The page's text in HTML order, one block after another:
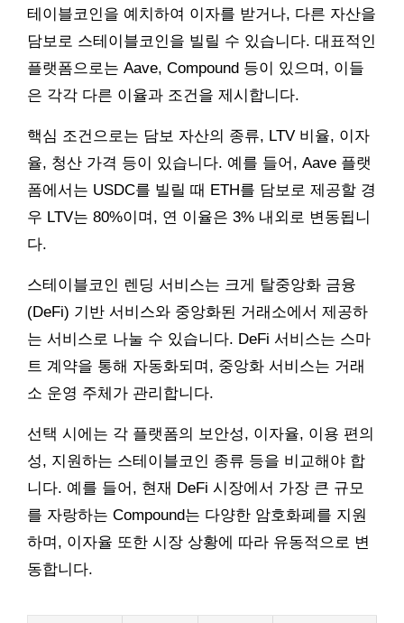
테이블코인을 예치하여 이자를 받거나, 다른 자산을
담보로 스테이블코인을 빌릴 수 있습니다. 대표적인
플랫폼으로는 Aave, Compound 등이 있으며, 이들
은 각각 다른 이율과 조건을 제시합니다.
핵심 조건으로는 담보 자산의 종류, LTV 비율, 이자
율, 청산 가격 등이 있습니다. 예를 들어, Aave 플랫
폼에서는 USDC를 빌릴 때 ETH를 담보로 제공할 경
우 LTV는 80%이며, 연 이율은 3% 내외로 변동됩니
다.
스테이블코인 렌딩 서비스는 크게 탈중앙화 금융
(DeFi) 기반 서비스와 중앙화된 거래소에서 제공하
는 서비스로 나눌 수 있습니다. DeFi 서비스는 스마
트 계약을 통해 자동화되며, 중앙화 서비스는 거래
소 운영 주체가 관리합니다.
선택 시에는 각 플랫폼의 보안성, 이자율, 이용 편의
성, 지원하는 스테이블코인 종류 등을 비교해야 합
니다. 예를 들어, 현재 DeFi 시장에서 가장 큰 규모
를 자랑하는 Compound는 다양한 암호화폐를 지원
하며, 이자율 또한 시장 상황에 따라 유동적으로 변
동합니다.